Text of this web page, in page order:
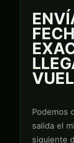
Podemos
salida el
siguiente